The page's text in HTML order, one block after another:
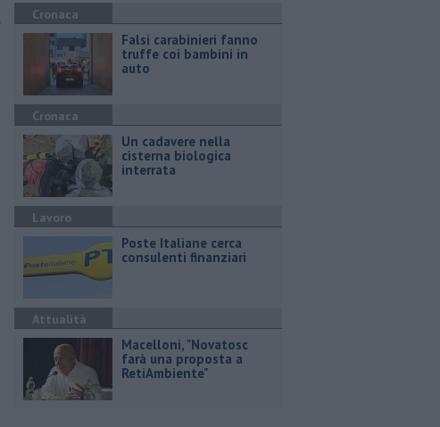
Cronaca
Falsi carabinieri fanno
truffe coi bambini in
auto
Cronaca
Un cadavere nella
cisterna biologica
interrata
Lavoro
Poste Italiane cerca
consulenti finanziari
Attualità
Macelloni, "Novatosc
farà una proposta a
RetiAmbiente"